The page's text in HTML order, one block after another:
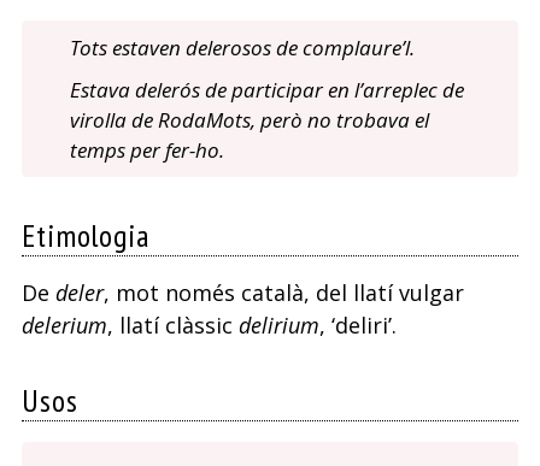
Tots estaven delerosos de complaure’l.
Estava delerós de participar en l’arreplec de
virolla de RodaMots, però no trobava el
temps per fer-ho.
Etimologia
De deler, mot només català, del llatí vulgar
delerium, llatí clàssic delirium, ‘deliri’.
Usos